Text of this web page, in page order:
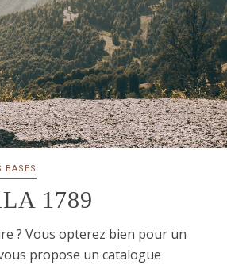
BASES
1789
? Vous opterez bien pour un
propose un catalogue